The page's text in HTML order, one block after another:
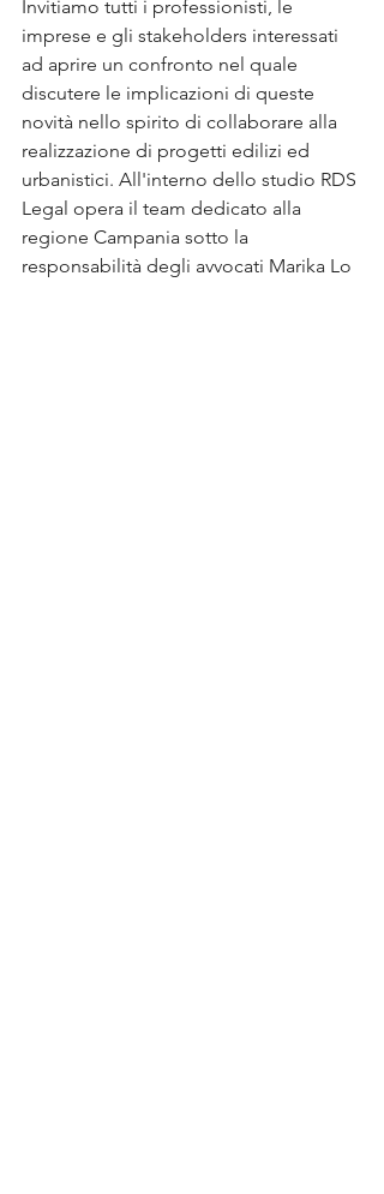
Invitiamo tutti i professionisti, le
imprese e gli stakeholders interessati
ad aprire un confronto nel quale
discutere le implicazioni di queste
novità nello spirito di collaborare alla
realizzazione di progetti edilizi ed
urbanistici. All'interno dello studio RDS
Legal opera il team dedicato alla
regione Campania sotto la
responsabilità degli avvocati Marika Lo